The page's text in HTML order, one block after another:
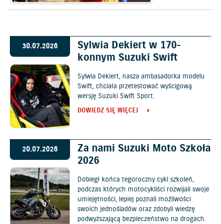
30.07.2026
Sylwia Dekiert w 170-
konnym Suzuki Swift
Sylwia Dekiert, nasza ambasadorka modelu
Swift, chciała przetestować wyścigową
wersję Suzuki Swift Sport.
DOWIEDZ SIĘ WIĘCEJ
20.07.2026
Za nami Suzuki Moto Szkoła
2026
Dobiegł końca tegoroczny cykl szkoleń,
podczas których motocykliści rozwijali swoje
umiejętności, lepiej poznali możliwości
swoich jednośladów oraz zdobyli wiedzę
podwyższającą bezpieczeństwo na drogach.